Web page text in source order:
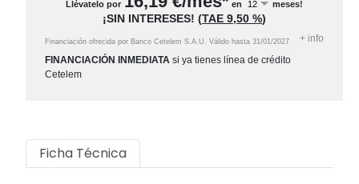
Llévatelo por en meses!
¡SIN INTERESES! (TAE 9,50 %)
Financiación ofrecida por Banco Cetelem S.A.U. Válido hasta 31/01/2027 + info
FINANCIACIÓN INMEDIATA si ya tienes línea de crédito
Cetelem
Ficha Técnica